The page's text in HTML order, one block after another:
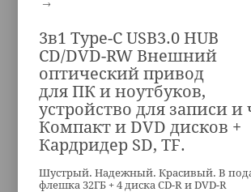
3в1 Type-C USB3.0 HUB
CD/DVD-RW Внешний
оптический привод
для ПК и ноутбуков,
устройство для записи и
Компакт и DVD дисков +
Кардридер SD, TF.
Шустрый. Надежный. Красивый. В
флешка 32ГБ + 4 диска CD-R и DVD-R